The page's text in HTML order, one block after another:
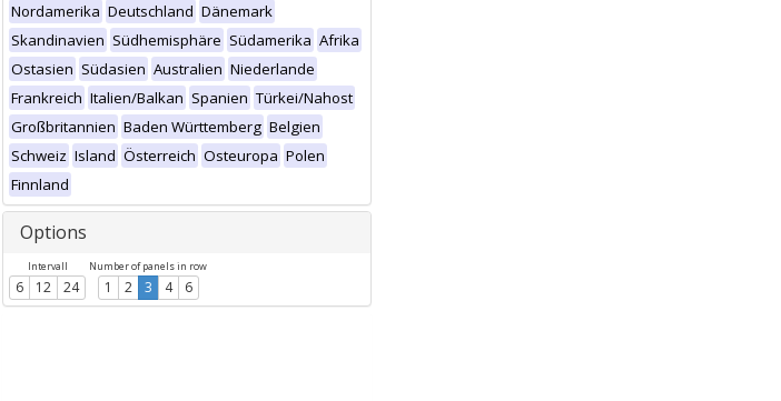
Nordamerika Deutschland Dänemark
Skandinavien Südhemisphäre Südamerika Afrika
Ostasien Südasien Australien Niederlande
Frankreich Italien/Balkan Spanien Türkei/Nahost
Großbritannien Baden Württemberg Belgien
Schweiz Island Österreich Osteuropa Polen
Finnland
Options
Intervall
6 12 24
Number of panels in row
1 2 3 4 6